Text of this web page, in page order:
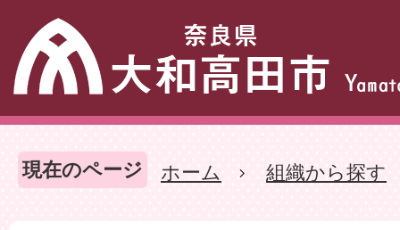
現在のページ ホーム 組織から探す